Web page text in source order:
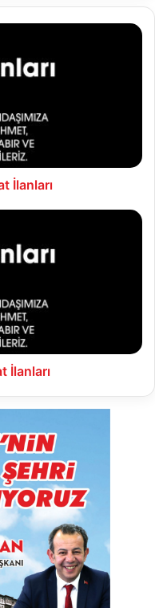
İlanları
İlanları